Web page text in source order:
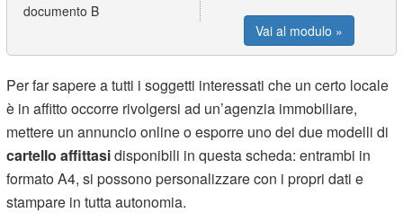
documento B
Vai al modulo »
Per far sapere a tutti i soggetti interessati che un certo locale
è in affitto occorre rivolgersi ad un’agenzia immobiliare,
mettere un annuncio online o esporre uno dei due modelli di
cartello affittasidisponibili in questa scheda: entrambi in
formato A4, si possono personalizzare con i propri dati e
stampare in tutta autonomia.